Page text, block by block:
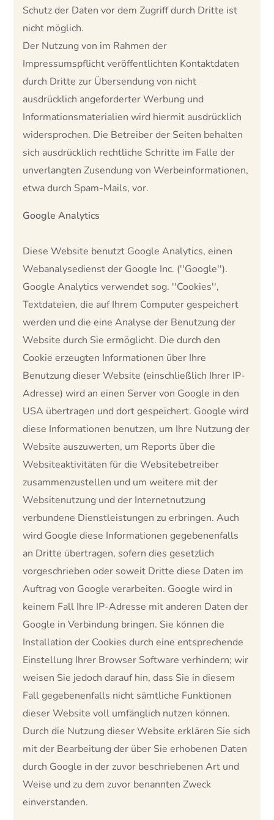
Schutz der Daten vor dem Zugriff durch Dritte ist
nicht möglich.
Der Nutzung von im Rahmen der
Impressumspflicht veröffentlichten Kontaktdaten
durch Dritte zur Übersendung von nicht
ausdrücklich angeforderter Werbung und
Informationsmaterialien wird hiermit ausdrücklich
widersprochen. Die Betreiber der Seiten behalten
sich ausdrücklich rechtliche Schritte im Falle der
unverlangten Zusendung von Werbeinformationen,
etwa durch Spam-Mails, vor.
Google Analytics
Diese Website benutzt Google Analytics, einen
Webanalysedienst der Google Inc. (''Google'').
Google Analytics verwendet sog. ''Cookies'',
Textdateien, die auf Ihrem Computer gespeichert
werden und die eine Analyse der Benutzung der
Website durch Sie ermöglicht. Die durch den
Cookie erzeugten Informationen über Ihre
Benutzung dieser Website (einschließlich Ihrer IP-
Adresse) wird an einen Server von Google in den
USA übertragen und dort gespeichert. Google wird
diese Informationen benutzen, um Ihre Nutzung der
Website auszuwerten, um Reports über die
Websiteaktivitäten für die Websitebetreiber
zusammenzustellen und um weitere mit der
Websitenutzung und der Internetnutzung
verbundene Dienstleistungen zu erbringen. Auch
wird Google diese Informationen gegebenenfalls
an Dritte übertragen, sofern dies gesetzlich
vorgeschrieben oder soweit Dritte diese Daten im
Auftrag von Google verarbeiten. Google wird in
keinem Fall Ihre IP-Adresse mit anderen Daten der
Google in Verbindung bringen. Sie können die
Installation der Cookies durch eine entsprechende
Einstellung Ihrer Browser Software verhindern; wir
weisen Sie jedoch darauf hin, dass Sie in diesem
Fall gegebenenfalls nicht sämtliche Funktionen
dieser Website voll umfänglich nutzen können.
Durch die Nutzung dieser Website erklären Sie sich
mit der Bearbeitung der über Sie erhobenen Daten
durch Google in der zuvor beschriebenen Art und
Weise und zu dem zuvor benannten Zweck
einverstanden.